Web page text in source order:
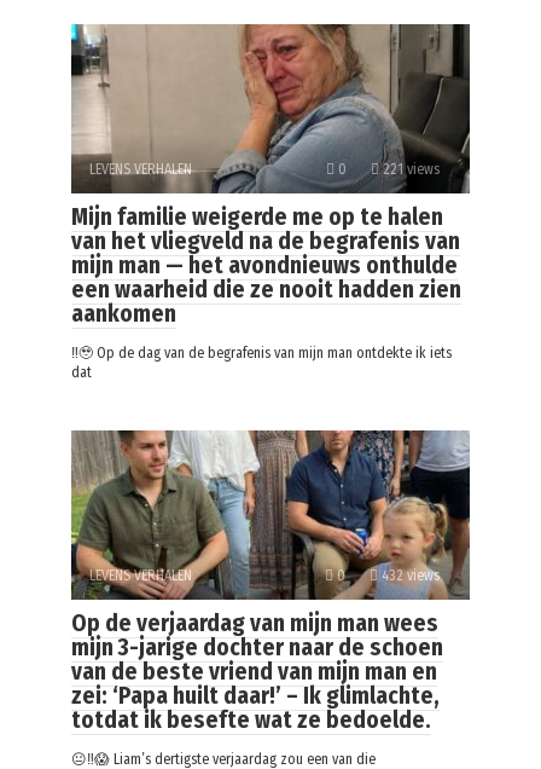
LEVENS VERHALEN 0 221 views
Mijn familie weigerde me op te halen
van het vliegveld na de begrafenis van
mijn man — het avondnieuws onthulde
een waarheid die ze nooit hadden zien
aankomen
‼️🥹 Op de dag van de begrafenis van mijn man ontdekte ik iets
dat
LEVENS VERHALEN 0 432 views
Op de verjaardag van mijn man wees
mijn 3-jarige dochter naar de schoen
van de beste vriend van mijn man en
zei: ‘Papa huilt daar!’ – Ik glimlachte,
totdat ik besefte wat ze bedoelde.
😐‼️😱 Liam’s dertigste verjaardag zou een van die